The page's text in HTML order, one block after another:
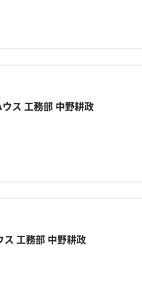
ス 工務部 中野耕政
ス 工務部 中野耕政